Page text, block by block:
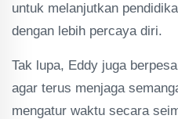
untuk melanjutkan
dengan lebih percaya diri.
Tak lupa, Eddy juga
agar terus menjaga
mengatur waktu secara